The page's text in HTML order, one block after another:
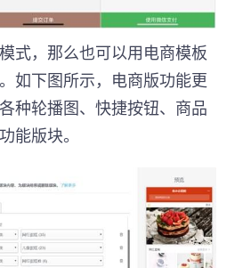
式，那么也可以用电商模板
如下图所示，电商版功能更
种轮播图、快捷按钮、商品
能版块。